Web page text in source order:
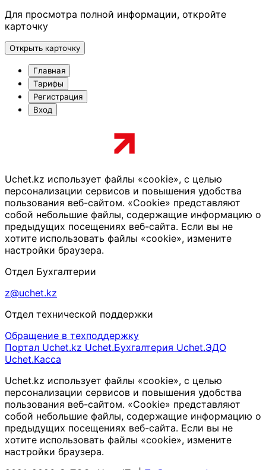
Для просмотра полной информации, откройте
карточку
Открыть карточку
Главная
Тарифы
Регистрация
Вход
Uchet.kz использует файлы «cookie», с целью
персонализации сервисов и повышения удобства
пользования веб-сайтом. «Cookie» представляют
собой небольшие файлы, содержащие информацию о
предыдущих посещениях веб-сайта. Если вы не
хотите использовать файлы «cookie», измените
настройки браузера.
Отдел Бухгалтерии
z@uchet.kz
Отдел технической поддержки
Обращение в техподдержку
Портал Uchet.kz Uchet.Бухгалтерия Uchet.ЭДО
Uchet.Касса
Uchet.kz использует файлы «cookie», с целью
персонализации сервисов и повышения удобства
пользования веб-сайтом. «Cookie» представляют
собой небольшие файлы, содержащие информацию о
предыдущих посещениях веб-сайта. Если вы не
хотите использовать файлы «cookie», измените
настройки браузера.